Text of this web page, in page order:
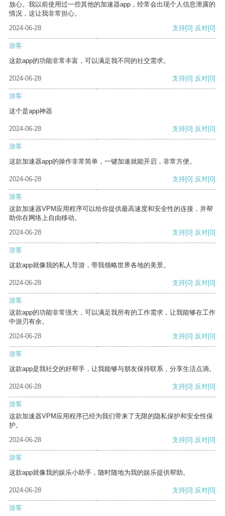
放心。我以前使用过一些其他的加速器app，经常会出现个人信息泄露的
情况，这让我非常担心。
2024-06-28
支持[0] 反对[0]
游客
这款app的功能非常丰富，可以满足我不同的社交需求。
2024-06-28 支持[0] 反对[0]
游客
这个是app神器
2024-06-28 支持[0] 反对[0]
游客
这款加速器app的操作非常简单，一键加速就能开启，非常方便。
2024-06-28 支持[0] 反对[0]
游客
这款加速器VPM应用程序可以给你提供最高速度和安全性的连接，并帮
助你在网络上自由移动。
2024-06-28
支持[0] 反对[0]
游客
这款app就像我的私人导游，带我领略世界各地的美景。
2024-06-28 支持[0] 反对[0]
游客
这款app的功能非常强大，可以满足我所有的工作需求，让我能够在工作
中游刃有余。
2024-06-28
支持[0] 反对[0]
游客
这款app是我社交的好帮手，让我能够与朋友保持联系，分享生活点滴。
2024-06-28 支持[0] 反对[0]
游客
这款加速器VPM应用程序已经为我们带来了无限的隐私保护和安全性保
护。
2024-06-28
支持[0] 反对[0]
游客
这款app就像我的娱乐小助手，随时随地为我的娱乐提供帮助。
2024-06-28 支持[0] 反对[0]
游客